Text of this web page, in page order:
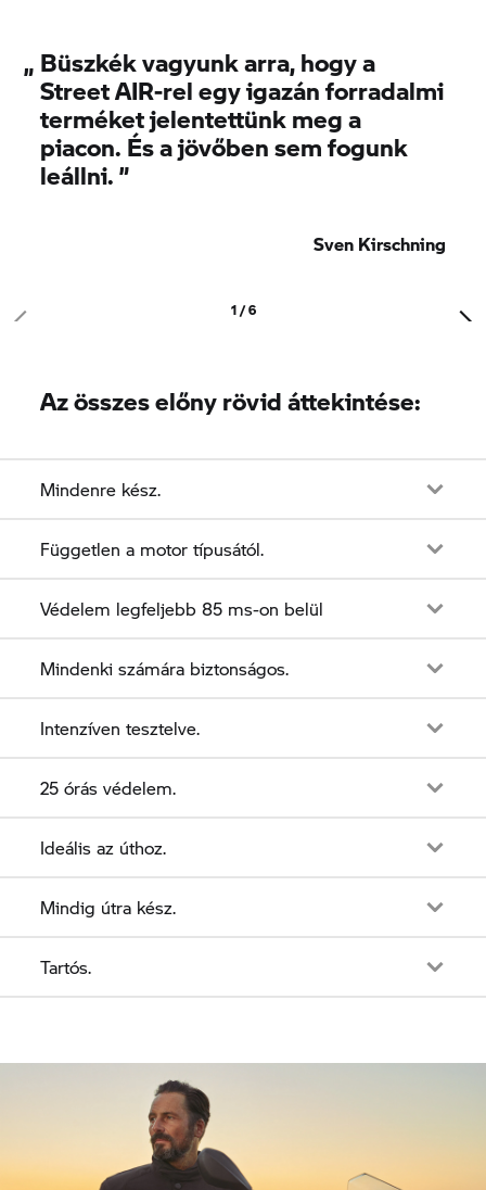
reakcióideje annyira lassú, hogy nyugodtan lehet
folytatni a motorozást.” A jövőben az adott
területre vonatkozó termékportfólió-bővülés
könnyen elképzelhető.
„ Büszkék vagyunk arra, hogy a
Street AIR-rel egy igazán forradalmi
terméket jelentettünk meg a
piacon. És a jövőben sem fogunk
leállni. ”
Sven Kirschning
1 / 6
Az összes előny rövid áttekintése:
Mindenre kész.
Független a motor típusától.
Védelem legfeljebb 85 ms-on belül
Mindenki számára biztonságos.
Intenzíven tesztelve.
25 órás védelem.
Ideális az úthoz.
Mindig útra kész.
Tartós.